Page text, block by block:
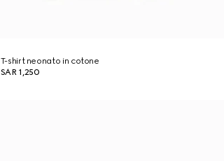
T-shirt neonato in cotone
SAR 1,250